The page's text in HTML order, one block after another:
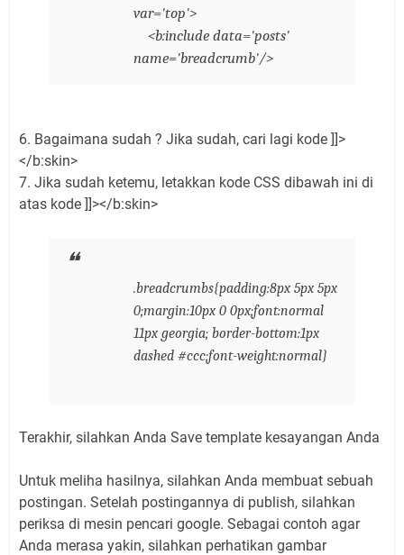
var='top'>
<b:include data='posts'
name='breadcrumb'/>
6. Bagaimana sudah ? Jika sudah, cari lagi kode ]]>
</b:skin>
7. Jika sudah ketemu, letakkan kode CSS dibawah ini di
atas kode ]]></b:skin>
.breadcrumbs{padding:8px 5px 5px
0;margin:10px 0 0px;font:normal
11px georgia; border-bottom:1px
dashed #ccc;font-weight:normal}
Terakhir, silahkan Anda Save template kesayangan Anda
Untuk meliha hasilnya, silahkan Anda membuat sebuah
postingan. Setelah postingannya di publish, silahkan
periksa di mesin pencari google. Sebagai contoh agar
Anda merasa yakin, silahkan perhatikan gambar